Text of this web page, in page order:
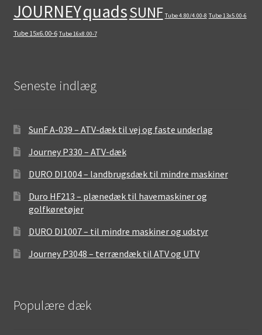
JOURNEYquadsSUNF Tube 4.80/4.00-8 Tube 13x5.00-6
Tube 15x6.00-6 Tube 16x8.00-7
Seneste indlæg
SunF A-039 – ATV-dæk til vej og faste underlag
Journey P330 – ATV-dæk
DURO DI1004 – landbrugsdæk til mindre maskiner
Duro HF213 – plænedæk til havemaskiner og
golfkøretøjer
DURO DI1007 – til mindre maskiner og udstyr
Journey P3048 – terrændæk til ATV og UTV
Populære dæk